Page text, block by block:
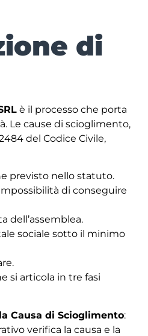
di
è il processo che porta
Le cause di scioglimento,
del Codice Civile,
previsto nello statuto.
di conseguire
dell’assemblea.
sociale sotto il minimo
si articola in tre fasi
Causa di Scioglimento:
verifica la causa e la